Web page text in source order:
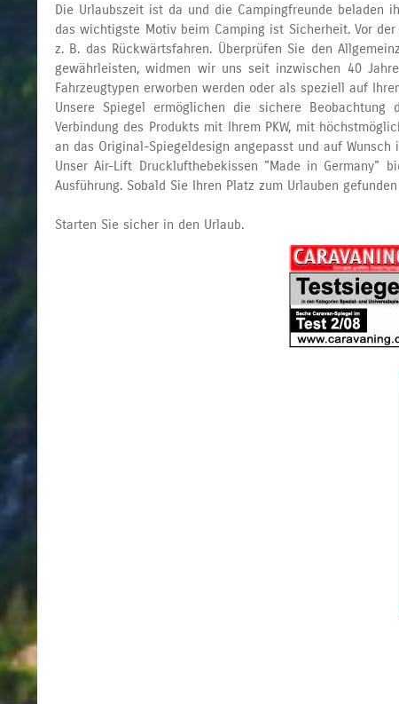
Die Urlaubszeit ist da und die Campingfreunde beladen
das wichtigste Motiv beim Camping ist Sicherheit. Vor
z. B. das Rückwärtsfahren. Überprüfen Sie den
gewährleisten, widmen wir uns seit inzwischen 40
Fahrzeugtypen erworben werden oder als speziell auf
Unsere Spiegel ermöglichen die sichere
Verbindung des Produkts mit Ihrem PKW, mit
an das Original-Spiegeldesign angepasst und auf Wunsch
Unser Air-Lift Drucklufthebekissen "Made in
Ausführung. Sobald Sie Ihren Platz zum Urlauben
Starten Sie sicher in den Urlaub.